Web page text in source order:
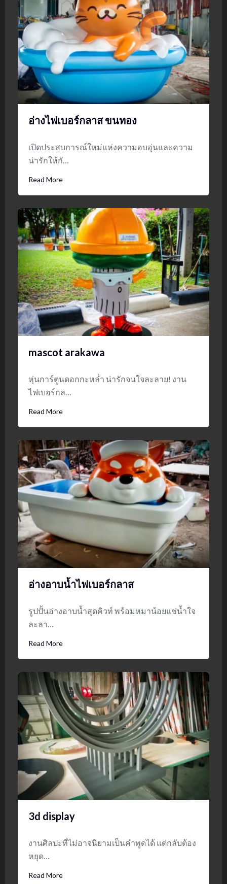
อ่างไฟเบอร์กลาส ขนทอง
เปิดประสบการณ์ใหม่แห่งความอบอุ่นและความ
น่ารักให้กั…
Read More
mascot arakawa
หุ่นการ์ตูนดอกกะหล่ำ น่ารักจนใจละลาย! งาน
ไฟเบอร์กล…
Read More
อ่างอาบน้ำไฟเบอร์กลาส
รูปปั้นอ่างอาบน้ำสุดคิวท์ พร้อมหมาน้อยแช่น้ำใจ
ละลา…
Read More
3d display
งานศิลปะที่ไม่อาจนิยามเป็นคำพูดได้ แต่กลับต้อง
หยุด…
Read More